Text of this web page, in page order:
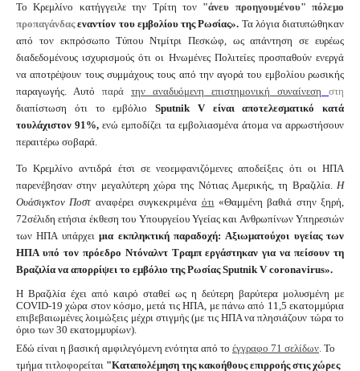
Το Κρεμλίνο κατήγγειλε την Τρίτη τον "άνευ προηγουμένου" πόλεμο
προπαγάνδας εναντίον του εμβολίου της Ρωσίας». Τα λόγια διατυπώθηκαν
από τον εκπρόσωπο Τύπου Ντμίτρι Πεσκώφ, ως απάντηση σε ευρέως
διαδεδομένους ισχυρισμούς ότι οι Ηνωμένες Πολιτείες προσπαθούν ενεργά
να αποτρέψουν τους συμμάχους τους από την αγορά του εμβολίου ρωσικής
παραγωγής. Αυτό παρά την αναδυόμενη επιστημονική συναίνεση
στη
διαπίστωση ότι το εμβόλιο Sputnik Vείναι αποτελεσματικό κατά
τουλάχιστον91%,ενώ εμποδίζει τα εμβολιασμένα άτομα να αρρωστήσουν
περαιτέρω σοβαρά.
Το Κρεμλίνο αντιδρά έτσι σε νεοεμφανιζόμενες αποδείξεις ότι οι ΗΠΑ
παρενέβησαν στην μεγαλύτερη χώρα της Νότιας Αμερικής, τη Βραζιλία. Η
Ουάσιγκτον Ποστ αναφέρει συγκεκριμένα ότι«Θαμμένη βαθιά στην ξηρή,
72σέλιδη ετήσια έκθεση του Υπουργείου Υγείας και Ανθρωπίνων Υπηρεσιών
των ΗΠΑ υπάρχειμια εκπληκτική παραδοχή: Αξιωματούχοι υγείας των
ΗΠΑ υπό τον πρόεδρο Ντόναλντ Τραμπ εργάστηκαν για να πείσουν τη
Βραζιλία να απορρίψει το εμβόλιο της ΡωσίαςSputnik V coronavirus».
Η Βραζιλία έχει από καιρό σταθεί ως η δεύτερη βαρύτερα μολυσμένη με
COVID-19 χώρα στον κόσμο, μετά τις ΗΠΑ, με πάνω από 11,5 εκατομμύρια
επιβεβαιωμένες λοιμώξεις μέχρι στιγμής (με τις ΗΠΑ να πλησιάζουν τώρα το
όριο των 30 εκατομμυρίων).
Εδώ είναι η βασική αμφιλεγόμενη ενότητα από το έγγραφο 71 σελίδων Το
τμήμα τιτλοφορείται "Καταπολέμηση της κακοήθους επιρροής στις χώρες